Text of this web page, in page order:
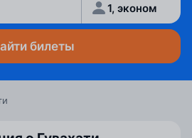
1, эконом
билеты